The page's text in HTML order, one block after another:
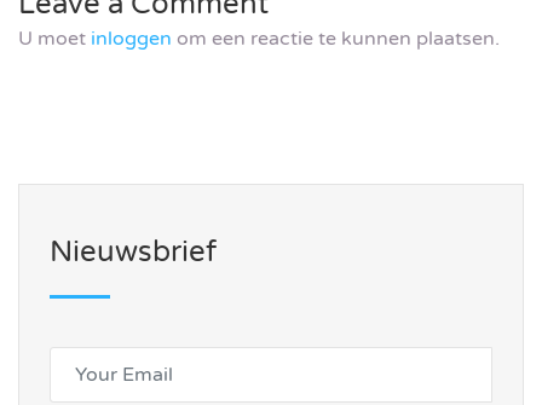
U moet inloggen om een reactie te kunnen plaatsen.
Nieuwsbrief